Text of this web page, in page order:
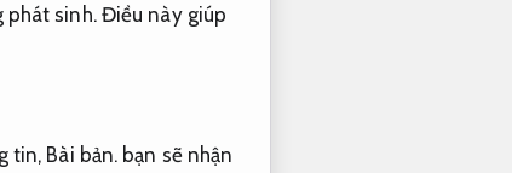
phát sinh.Điều này giúp
tin, Bài bản. bạn sẽ nhận